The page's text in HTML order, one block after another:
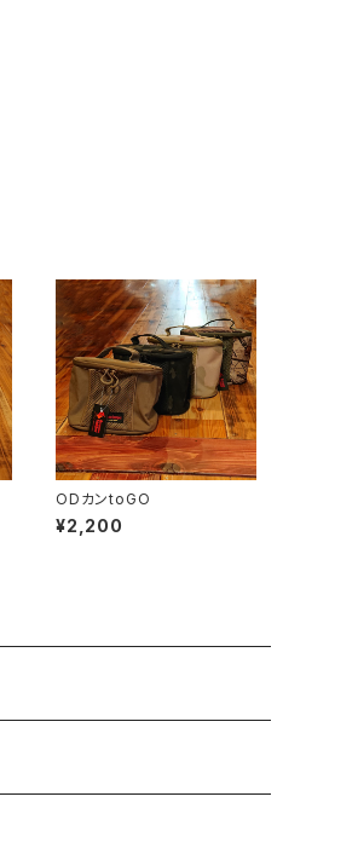
ODカンtoGO
¥2,200